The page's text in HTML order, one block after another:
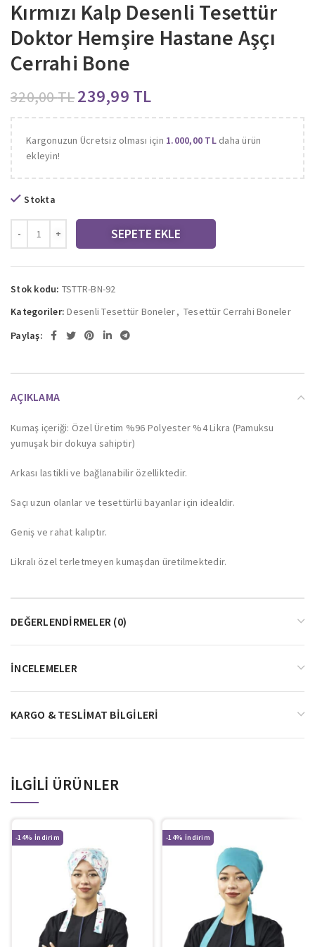
Kırmızı Kalp Desenli Tesettür
Doktor Hemşire Hastane Aşçı
Cerrahi Bone
320,00TL239,99 TL
Kargonuzun Ücretsiz olması için 1.000,00 TLdaha ürün
ekleyin!
Stokta
SEPETE EKLE
Stok kodu: TSTTR-BN-92
Kategoriler: Desenli Tesettür Boneler, Tesettür Cerrahi Boneler
Paylaş:
AÇIKLAMA
Kumaş içeriği: Özel Üretim %96 Polyester %4 Likra (Pamuksu
yumuşak bir dokuya sahiptir)
Arkası lastikli ve bağlanabilir özelliktedir.
Saçı uzun olanlar ve tesettürlü bayanlar için idealdir.
Geniş ve rahat kalıptır.
Likralı özel terletmeyen kumaşdan üretilmektedir.
DEĞERLENDIRMELER (0)
İNCELEMELER
KARGO & TESLIMAT BILGILERI
İLGILI ÜRÜNLER
-14% -14%